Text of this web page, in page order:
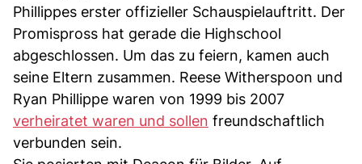
Phillippes erster offizieller Schauspielauftritt. Der
Promispross hat gerade die Highschool
abgeschlossen. Um das zu feiern, kamen auch
seine Eltern zusammen. Reese Witherspoon und
Ryan Phillippe waren von 1999 bis 2007
verheiratet waren und sollen freundschaftlich
verbunden sein.